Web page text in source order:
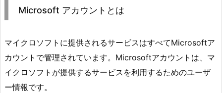
Microsoft アカウントとは
マイクロソフトに提供されるサービスはすべてMicrosoftア
カウントで管理されています。Microsoftアカウントは、マ
イクロソフトが提供するサービスを利用するためのユーザ
ー情報です。